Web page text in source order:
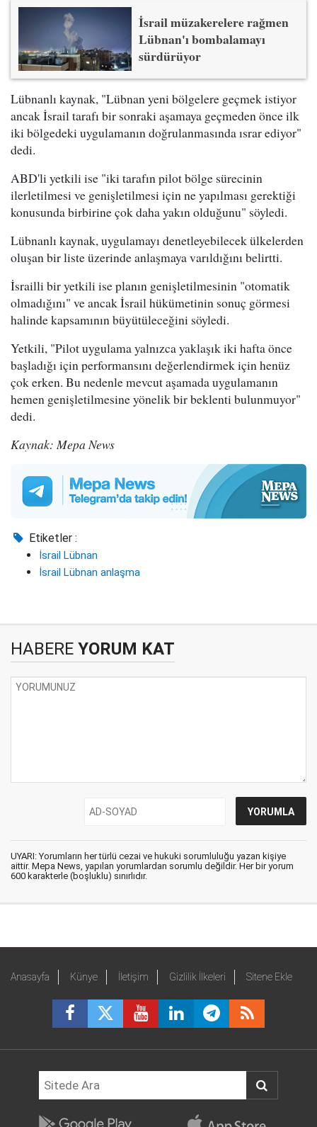
İsrail müzakerelere rağmen
Lübnan'ı bombalamayı
sürdürüyor
Lübnanlı kaynak, "Lübnan yeni bölgelere geçmek istiyor
ancak İsrail tarafı bir sonraki aşamaya geçmeden önce ilk
iki bölgedeki uygulamanın doğrulanmasında ısrar ediyor"
dedi.
ABD'li yetkili ise "iki tarafın pilot bölge sürecinin
ilerletilmesi ve genişletilmesi için ne yapılması gerektiği
konusunda birbirine çok daha yakın olduğunu" söyledi.
Lübnanlı kaynak, uygulamayı denetleyebilecek ülkelerden
oluşan bir liste üzerinde anlaşmaya varıldığını belirtti.
İsrailli bir yetkili ise planın genişletilmesinin "otomatik
olmadığını" ve ancak İsrail hükümetinin sonuç görmesi
halinde kapsamının büyütüleceğini söyledi.
Yetkili, "Pilot uygulama yalnızca yaklaşık iki hafta önce
başladığı için performansını değerlendirmek için henüz
çok erken. Bu nedenle mevcut aşamada uygulamanın
hemen genişletilmesine yönelik bir beklenti bulunmuyor"
dedi.
Kaynak: Mepa News
Etiketler :
İsrail Lübnan
İsrail Lübnan anlaşma
HABERE YORUM KAT
UYARI: Yorumların her türlü cezai ve hukuki sorumluluğu yazan kişiye
aittir. Mepa News, yapılan yorumlardan sorumlu değildir. Her bir yorum
600 karakterle (boşluklu) sınırlıdır.
Anasayfa Künye İletişim Gizlilik İlkeleri Sitene Ekle